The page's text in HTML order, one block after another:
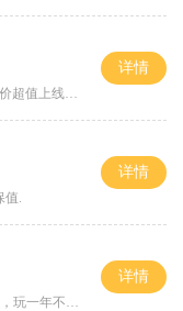
上线送神器
详情
值.
详情
不腻，屠龙
详情